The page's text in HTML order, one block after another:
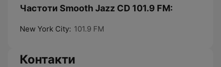
Частоти Smooth Jazz CD 101.9 FM:
New York City: 101.9 FM
Контакти